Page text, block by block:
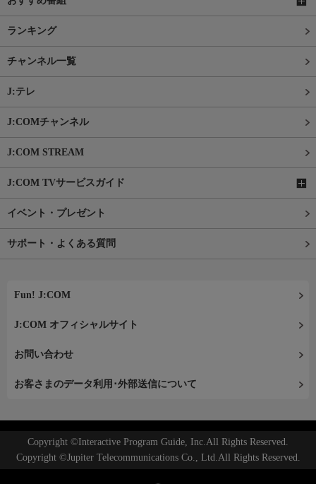
ランキング
チャンネル一覧
J:テレ
J:COMチャンネル
J:COM STREAM
J:COM TVサービスガイド
イベント・プレゼント
サポート・よくある質問
Fun! J:COM
J:COM オフィシャルサイト
お問い合わせ
お客さまのデータ利用･外部送信について
Copyright ©Interactive Program Guide, Inc.All Rights Reserved.
Copyright ©Jupiter Telecommunications Co., Ltd.All Rights Reserved.